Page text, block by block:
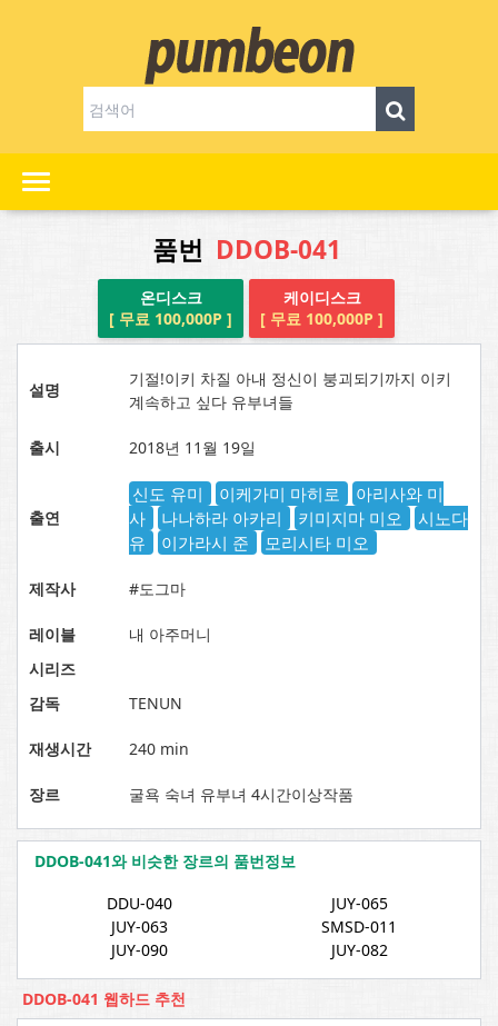
품번 DDOB-041
온디스크
[ 무료 100,000P ]
케이디스크
[ 무료 100,000P ]
설명
기절!이키 차질 아내 정신이 붕괴되기까지 이키
계속하고 싶다 유부녀들
출시 2018년 11월 19일
출연
신도 유미 이케가미 마히로
아리사와 미
사
나나하라 아카리 키미지마 미오
시노다
유
이가라시 준 모리시타 미오
제작사 #도그마
레이블
내 아주머니
시리즈
감독
TENUN
재생시간 240 min
장르 굴욕 숙녀 유부녀 4시간이상작품
DDOB-041와 비슷한 장르의 품번정보
DDU-040
JUY-065
JUY-063
SMSD-011
JUY-090
JUY-082
DDOB-041 웹하드 추천